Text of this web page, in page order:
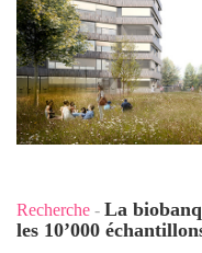
Recherche - La
les 10’000